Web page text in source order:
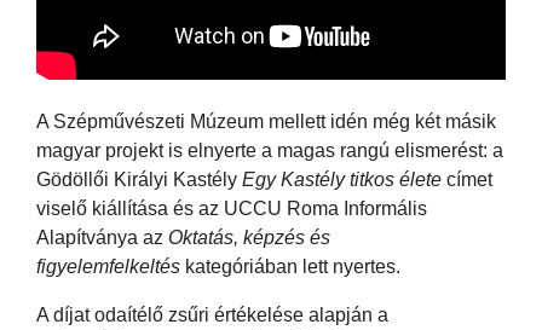
A Szépművészeti Múzeum mellett idén még két másik
magyar projekt is elnyerte a magas rangú elismerést: a
Gödöllői Királyi Kastély Egy Kastély titkos élete címet
viselő kiállítása és az UCCU Roma Informális
Alapítványa az Oktatás, képzés és
figyelemfelkeltés kategóriában lett nyertes.
A díjat odaítélő zsűri értékelése alapján a